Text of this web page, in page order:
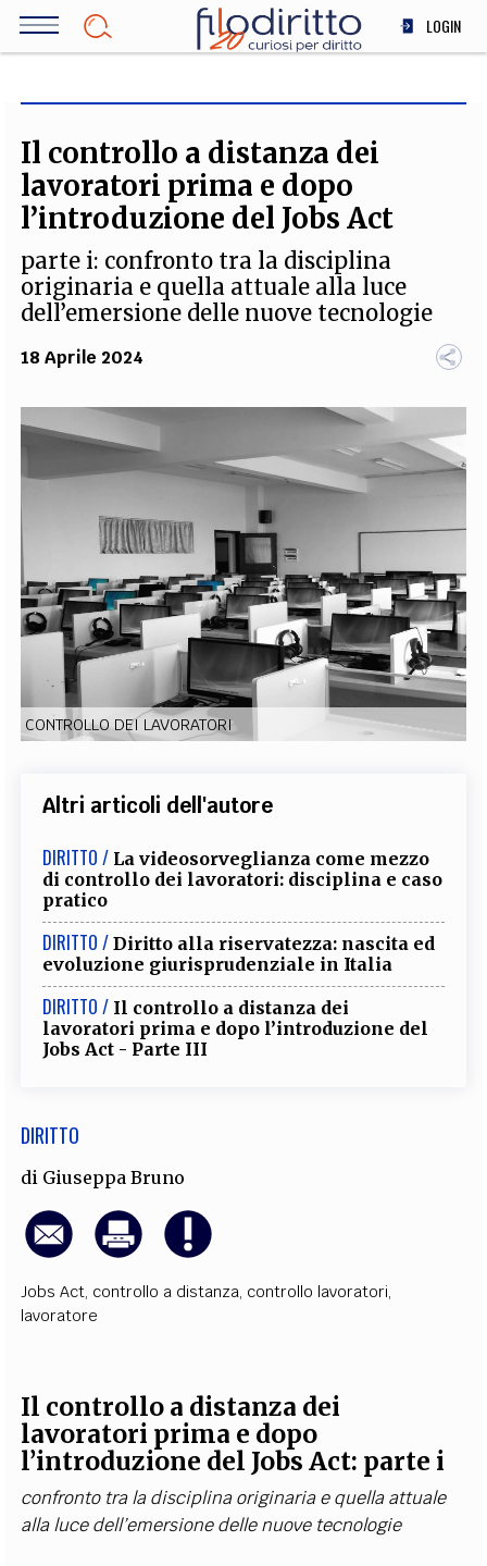
Salta
LOGIN
SOCIETÀ
MEDICINA
SCIENZA
STORIA E FILOSOFIA
INNOVAZIONE
ALTRO
FILODIRITTO REDAZIONE COMITATO SCIENTIFICO AUTORI
FOTOGRAFI
COLLABORA CON NOI
EXTRA
RUBRICHE LIBRI PROCEEDINGS
SOCIAL MEDIA
Il controllo a distanza dei
lavoratori prima e dopo
l’introduzione del Jobs Act
parte i: confronto tra la disciplina
originaria e quella attuale alla luce
dell’emersione delle nuove tecnologie
18 Aprile 2024
CONTROLLO DEI LAVORATORI
Altri articoli dell'autore
DIRITTO / La videosorveglianza come mezzo
di controllo dei lavoratori: disciplina e caso
pratico
DIRITTO / Diritto alla riservatezza: nascita ed
evoluzione giurisprudenziale in Italia
DIRITTO / Il controllo a distanza dei
lavoratori prima e dopo l’introduzione del
Jobs Act - Parte III
DIRITTO
di Giuseppa Bruno
Jobs Act, controllo a distanza, controllo lavoratori,
lavoratore
Il controllo a distanza dei
lavoratori prima e dopo
l’introduzione del Jobs Act: parte i
confronto tra la disciplina originaria e quella attuale
alla luce dell’emersione delle nuove tecnologie